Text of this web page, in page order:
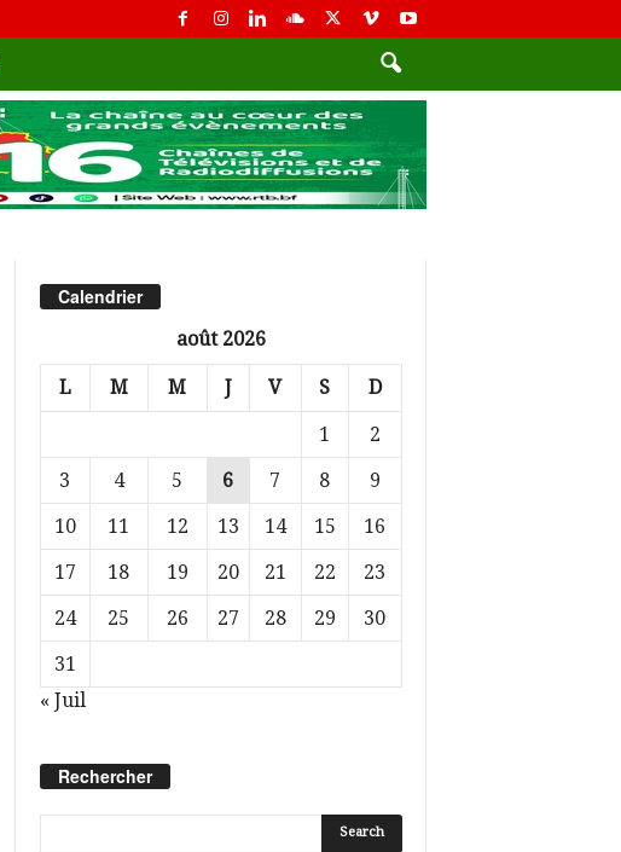
Calendrier
août 2026
L M M J V S D
1
2
3
4 5 6 7 8
9
10
11 12 13 14 15
16
17
18 19 20 21 22
23
24
25 26 27 28 29
30
31
« Juil
Rechercher